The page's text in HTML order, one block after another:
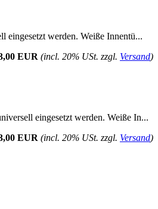
eingesetzt werden. Weiße Innentü...
EUR (incl. 20% USt. zzgl. Versand)
eingesetzt werden. Weiße In...
EUR (incl. 20% USt. zzgl. Versand)